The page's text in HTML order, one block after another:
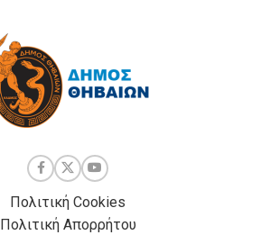
Πολιτική Cookies
Πολιτική Απορρήτου